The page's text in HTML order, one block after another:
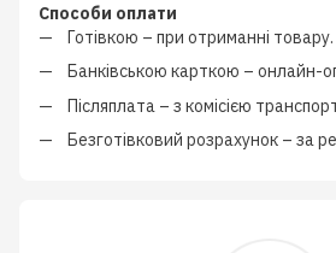
Способи оплати
Готівкою – при отриманні товару.
Банківською карткою – онлайн-
Післяплата – з комісією
Безготівковий розрахунок – за